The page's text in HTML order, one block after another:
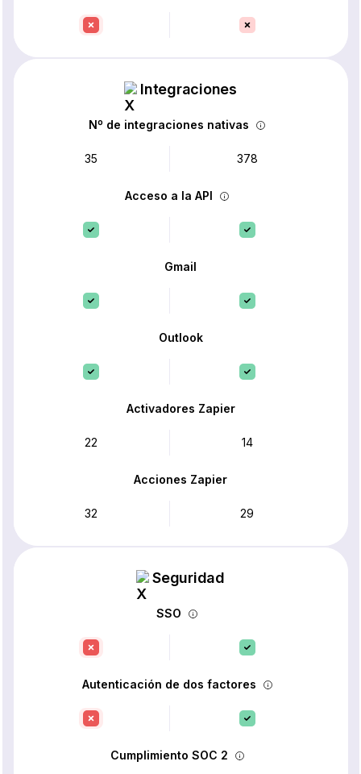
Integraciones
Nº de integraciones nativas
35 378
Acceso a la API
Gmail
Outlook
Activadores Zapier
22 14
Acciones Zapier
32 29
Seguridad
SSO
Autenticación de dos factores
Cumplimiento SOC 2